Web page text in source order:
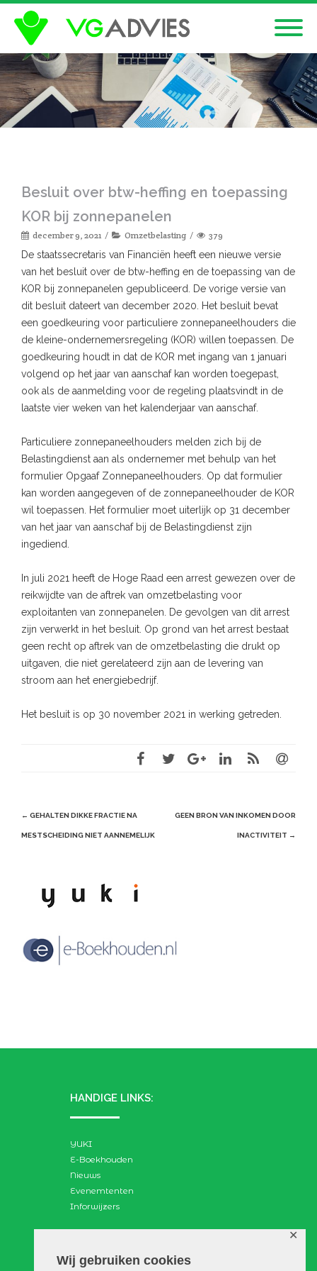
Wij gebruiken cookies
✕
Besluit over btw-heffing en toepassing
KOR bij zonnepanelen
december 9, 2021 Omzetbelasting 379
De staatssecretaris van Financiën heeft een nieuwe versie
van het besluit over de btw-heffing en de toepassing van de
KOR bij zonnepanelen gepubliceerd. De vorige versie van
dit besluit dateert van december 2020. Het besluit bevat
een goedkeuring voor particuliere zonnepaneelhouders die
de kleine-ondernemersregeling (KOR) willen toepassen. De
goedkeuring houdt in dat de KOR met ingang van 1 januari
volgend op het jaar van aanschaf kan worden toegepast,
ook als de aanmelding voor de regeling plaatsvindt in de
laatste vier weken van het kalenderjaar van aanschaf.
Particuliere zonnepaneelhouders melden zich bij de
Belastingdienst aan als ondernemer met behulp van het
formulier Opgaaf Zonnepaneelhouders. Op dat formulier
kan worden aangegeven of de zonnepaneelhouder de KOR
wil toepassen. Het formulier moet uiterlijk op 31 december
van het jaar van aanschaf bij de Belastingdienst zijn
ingediend.
In juli 2021 heeft de Hoge Raad een arrest gewezen over de
reikwijdte van de aftrek van omzetbelasting voor
exploitanten van zonnepanelen. De gevolgen van dit arrest
zijn verwerkt in het besluit. Op grond van het arrest bestaat
geen recht op aftrek van de omzetbelasting die drukt op
uitgaven, die niet gerelateerd zijn aan de levering van
stroom aan het energiebedrijf.
Het besluit is op 30 november 2021 in werking getreden.
Post
navigation
← GEHALTEN DIKKE FRACTIE NA
MESTSCHEIDING NIET AANNEMELIJK
GEEN BRON VAN INKOMEN DOOR
INACTIVITEIT →
HANDIGE LINKS:
YUKI
E-Boekhouden
Nieuws
Evenemtenten
Inforwijzers